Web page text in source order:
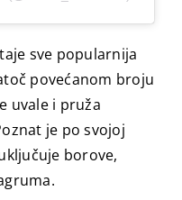
sve popularnija
povećanom broju
uvale i pruža
je po svojoj
borove,